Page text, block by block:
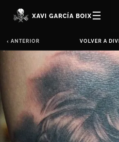
XAVI GARCÍA BOIX☰
‹ ANTERIOR VOLVER A